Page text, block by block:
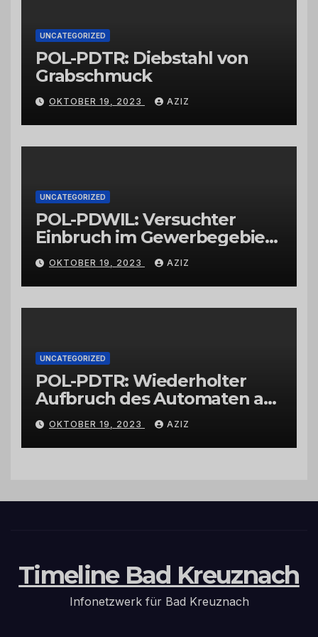
UNCATEGORIZED
POL-PDTR: Diebstahl von
Grabschmuck
OKTOBER 19, 2023 AZIZ
UNCATEGORIZED
POL-PDWIL: Versuchter
Einbruch im Gewerbegebiet
Wittlich
OKTOBER 19, 2023 AZIZ
UNCATEGORIZED
POL-PDTR: Wiederholter
Aufbruch des Automaten am
Wohnmobilstellplatz in
Hermeskeil am Labachweg
OKTOBER 19, 2023 AZIZ
Timeline Bad Kreuznach
Infonetzwerk für Bad Kreuznach